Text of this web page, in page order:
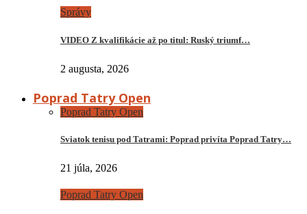
Správy
VIDEO Z kvalifikácie až po titul: Ruský triumf…
2 augusta, 2026
Poprad Tatry Open
Poprad Tatry Open
Sviatok tenisu pod Tatrami: Poprad privíta Poprad Tatry…
21 júla, 2026
Poprad Tatry Open